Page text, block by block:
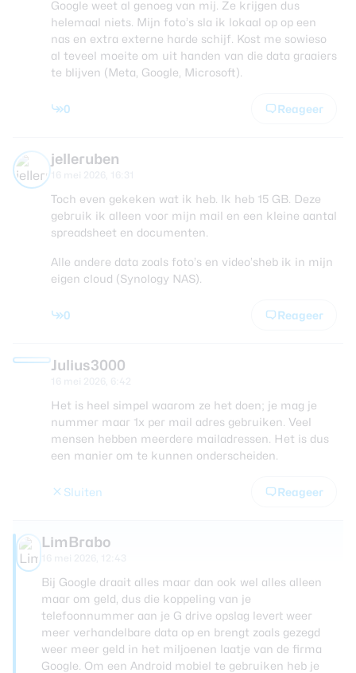
Google weet al genoeg van mij. Ze krijgen dus
helemaal niets. Mijn foto’s sla ik lokaal op op een
nas en extra externe harde schijf. Kost me sowieso
al teveel moeite om uit handen van die data graaiers
te blijven (Meta, Google, Microsoft).
0 Reageer
jelleruben
Toch even gekeken wat ik heb. Ik heb 15 GB. Deze
gebruik ik alleen voor mijn mail en een kleine aantal
spreadsheet en documenten.
Alle andere data zoals foto’s en video’sheb ik in mijn
eigen cloud (Synology NAS).
0 Reageer
Julius3000
Het is heel simpel waarom ze het doen; je mag je
nummer maar 1x per mail adres gebruiken. Veel
mensen hebben meerdere mailadressen. Het is dus
een manier om te kunnen onderscheiden.
Sluiten Reageer
LimBrabo
Bij Google draait alles maar dan ook wel alles alleen
maar om geld, dus die koppeling van je
telefoonnummer aan je G drive opslag levert weer
meer verhandelbare data op en brengt zoals gezegd
weer meer geld in het miljoenen laatje van de firma
Google. Om een Android mobiel te gebruiken heb je